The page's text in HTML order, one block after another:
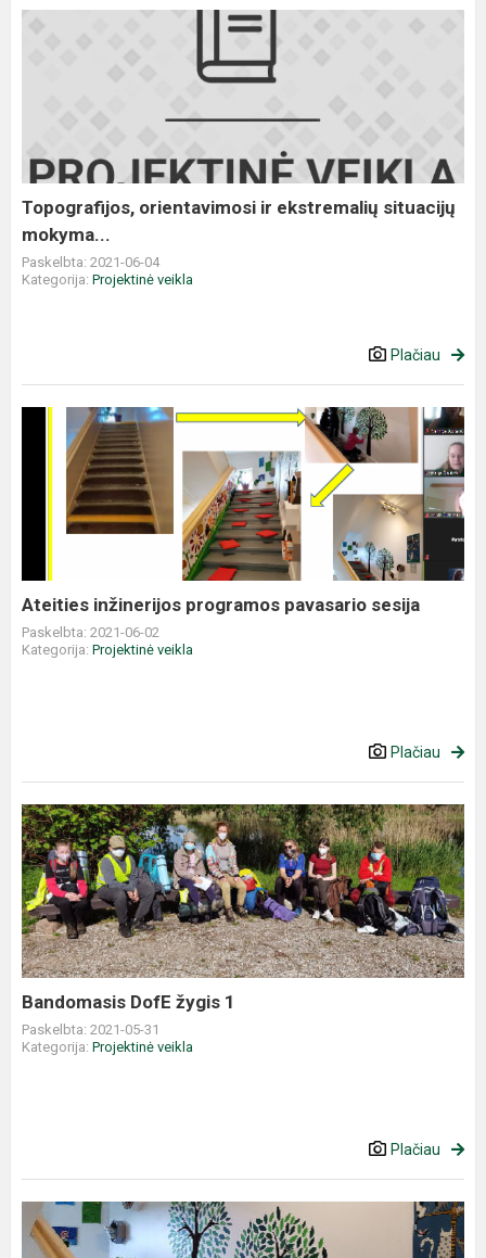
Topografijos, orientavimosi ir ekstremalių situacijų
mokyma...
Paskelbta: 2021-06-04
Kategorija: Projektinė veikla
Plačiau
Ateities inžinerijos programos pavasario sesija
Paskelbta: 2021-06-02
Kategorija: Projektinė veikla
Plačiau
Bandomasis DofE žygis 1
Paskelbta: 2021-05-31
Kategorija: Projektinė veikla
Plačiau